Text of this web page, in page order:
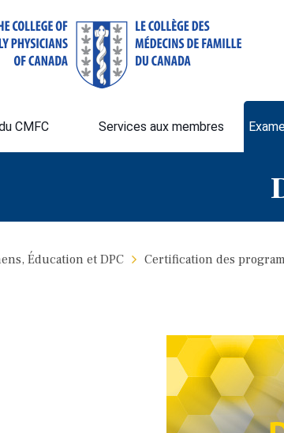
CMFC Services aux membres
Éducation et DPC Certification des